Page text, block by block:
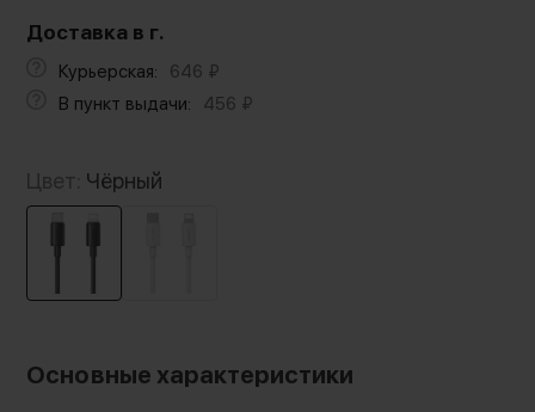
Доставка в г.
Курьерская: 646 ₽
В пункт выдачи:
456 ₽
Цвет: Чёрный
Основные характеристики